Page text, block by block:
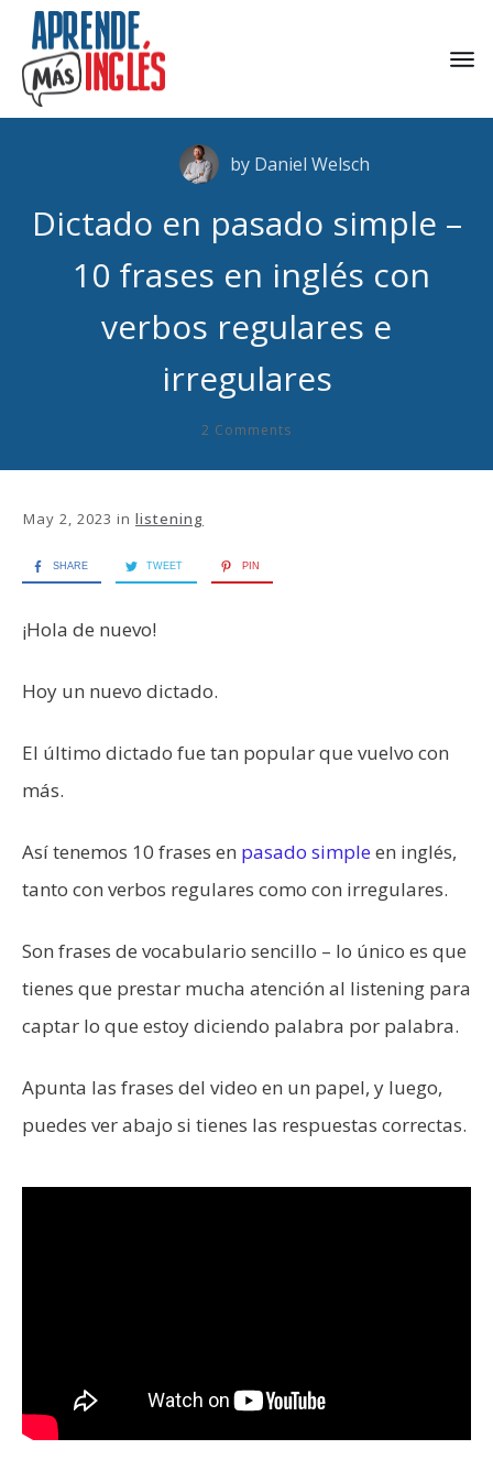
by Daniel Welsch
Dictado en pasado simple –
10 frases en inglés con
verbos regulares e
irregulares
2 Comments
May 2, 2023 in listening
SHARE TWEET PIN
¡Hola de nuevo!
Hoy un nuevo dictado.
El último dictado fue tan popular que vuelvo con
más.
Así tenemos 10 frases en pasado simpleen inglés,
tanto con verbos regulares como con irregulares.
Son frases de vocabulario sencillo – lo único es que
tienes que prestar mucha atención al listening para
captar lo que estoy diciendo palabra por palabra.
Apunta las frases del video en un papel, y luego,
puedes ver abajo si tienes las respuestas correctas.